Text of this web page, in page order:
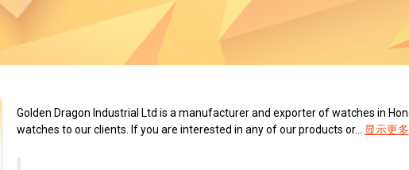
Golden Dragon Industrial Ltd is a manufacturer and exporter of watches in
watches to our clients. If you are interested in any of our products or...
显示更多